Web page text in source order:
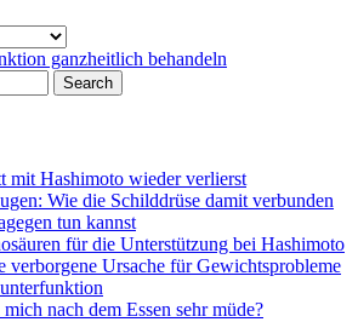
Search
mit Hashimoto wieder verlierst
Wie die Schilddrüse damit verbunden
tun kannst
für die Unterstützung bei Hashimoto
verborgene Ursache für Gewichtsprobleme
nach dem Essen sehr müde?